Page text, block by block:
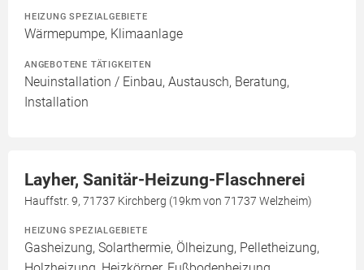
HEIZUNG SPEZIALGEBIETE
Wärmepumpe, Klimaanlage
ANGEBOTENE TÄTIGKEITEN
Neuinstallation / Einbau, Austausch, Beratung,
Installation
Layher, Sanitär-Heizung-Flaschnerei
Hauffstr. 9, 71737 Kirchberg (19km von 71737 Welzheim)
HEIZUNG SPEZIALGEBIETE
Gasheizung, Solarthermie, Ölheizung, Pelletheizung,